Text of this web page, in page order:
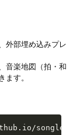
外部埋め込みプレ
音楽地図（拍・和
す。
songle-